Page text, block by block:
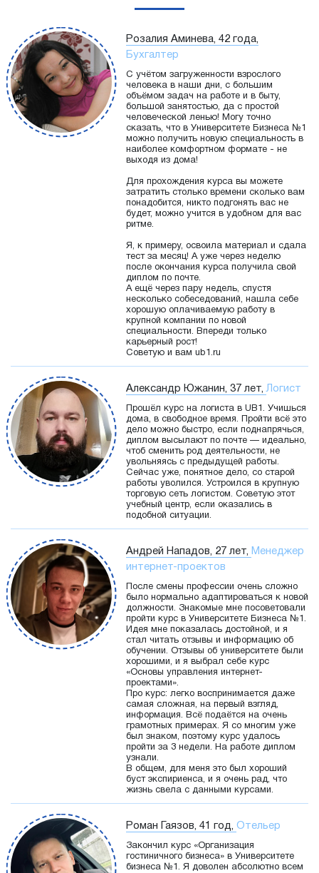
Розалия Аминева, 42 года,
Бухгалтер
С учётом загруженности взрослого
человека в наши дни, с большим
объёмом задач на работе и в быту,
большой занятостью, да с простой
человеческой ленью! Могу точно
сказать, что в Университете Бизнеса №1
можно получить новую специальность в
наиболее комфортном формате - не
выходя из дома!
Для прохождения курса вы можете
затратить столько времени сколько вам
понадобится, никто подгонять вас не
будет, можно учится в удобном для вас
ритме.
Я, к примеру, освоила материал и сдала
тест за месяц! А уже через неделю
после окончания курса получила свой
диплом по почте.
А ещё через пару недель, спустя
несколько собеседований, нашла себе
хорошую оплачиваемую работу в
крупной компании по новой
специальности. Впереди только
карьерный рост!
Советую и вам ub1.ru
Александр Южанин, 37 лет,Логист
Прошёл курс на логиста в UB1. Учишься
дома, в свободное время. Пройти всё это
дело можно быстро, если поднапрячься,
диплом высылают по почте — идеально,
чтоб сменить род деятельности, не
увольняясь с предыдущей работы.
Сейчас уже, понятное дело, со старой
работы уволился. Устроился в крупную
торговую сеть логистом. Советую этот
учебный центр, если оказались в
подобной ситуации.
Андрей Нападов, 27 лет, Менеджер
интернет-проектов
После смены профессии очень сложно
было нормально адаптироваться к новой
должности. Знакомые мне посоветовали
пройти курс в Университете Бизнеса №1.
Идея мне показалась достойной, и я
стал читать отзывы и информацию об
обучении. Отзывы об университете были
хорошими, и я выбрал себе курс
«Основы управления интернет-
проектами».
Про курс: легко воспринимается даже
самая сложная, на первый взгляд,
информация. Всё подаётся на очень
грамотных примерах. Я со многим уже
был знаком, поэтому курс удалось
пройти за 3 недели. На работе диплом
узнали.
В общем, для меня это был хороший
буст экспириенса, и я очень рад, что
жизнь свела с данными курсами.
Роман Гаязов, 41 год, Отельер
Закончил курс «Организация
гостиничного бизнеса» в Университете
бизнеса №1. Я доволен абсолютно всем